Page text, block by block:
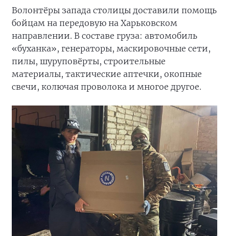
Волонтёры запада столицы доставили помощь
бойцам на передовую на Харьковском
направлении. В составе груза: автомобиль
«буханка», генераторы, маскировочные сети,
пилы, шуруповёрты, строительные
материалы, тактические аптечки, окопные
свечи, колючая проволока и многое другое.